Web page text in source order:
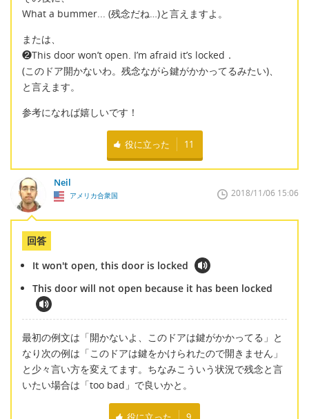
What a bummer... (残念だね…)と言えますよ。
または、
❷This door won’t open. I’m afraid it’s locked．
(このドア開かないわ。残念ながら鍵がかかってるみたい)、
と言えます。
参考になれば嬉しいです！
役に立った 11
Neil
アメリカ合衆国 2018/11/06 15:06
回答
It won't open, this door is locked
This door will not open because it has been locked
最初の例文は「開かないよ、このドアは鍵がかかってる」と
なり次の例は「このドアは鍵をかけられたので開きません」
と少々言い方を変えてます。ちなみこういう状況で残念と言
いたい場合は「too bad」で良いかと。